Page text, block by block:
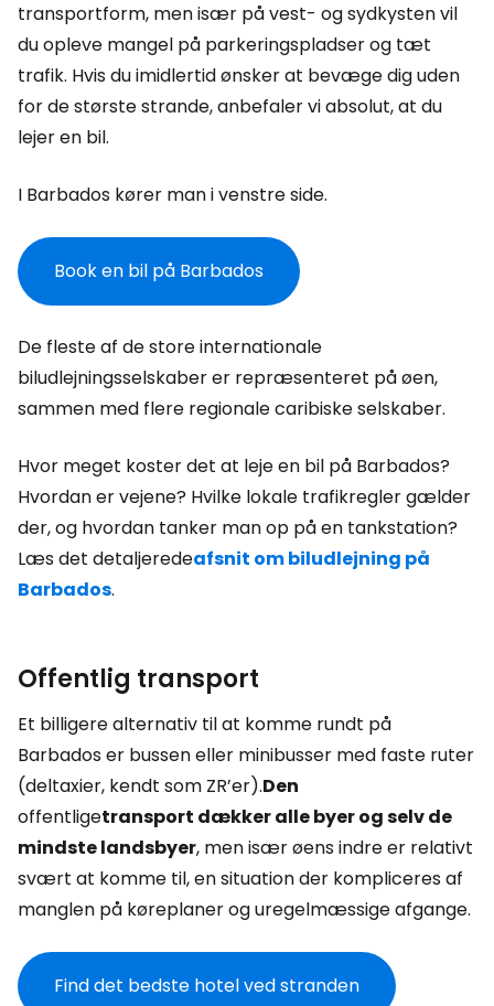
transportform, men især på vest- og sydkysten vil
du opleve mangel på parkeringspladser og tæt
trafik. Hvis du imidlertid ønsker at bevæge dig uden
for de største strande, anbefaler vi absolut, at du
lejer en bil.
I Barbados kører man i venstre side.
Book en bil på Barbados
De fleste af de store internationale
biludlejningsselskaber er repræsenteret på øen,
sammen med flere regionale caribiske selskaber.
Hvor meget koster det at leje en bil på Barbados?
Hvordan er vejene? Hvilke lokale trafikregler gælder
der, og hvordan tanker man op på en tankstation?
Læs det detaljeredeafsnit om biludlejning på
Barbados.
Offentlig transport
Et billigere alternativ til at komme rundt på
Barbados er bussen eller minibusser med faste ruter
(deltaxier, kendt som ZR’er).Den
offentligetransport dækker alle byer og selv de
mindste landsbyer, men især øens indre er relativt
svært at komme til, en situation der kompliceres af
manglen på køreplaner og uregelmæssige afgange.
Find det bedste hotel ved stranden